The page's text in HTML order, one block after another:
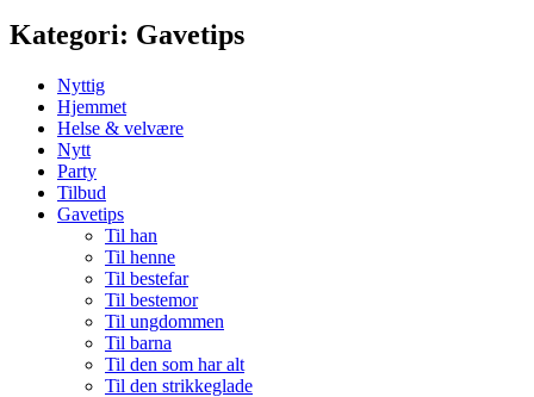
Kategori: Gavetips
Nyttig
Hjemmet
Helse & velvære
Nytt
Party
Tilbud
Gavetips
Til han
Til henne
Til bestefar
Til bestemor
Til ungdommen
Til barna
Til den som har alt
Til den strikkeglade